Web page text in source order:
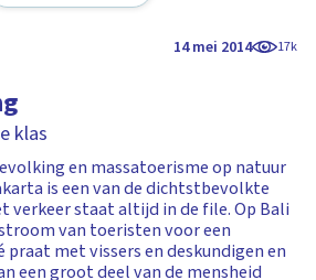
14 mei 2014 17k
klas
en massatoerisme op natuur
is een van de dichtstbevolkte
verkeer staat altijd in de file. Op Bali
van toeristen voor een
met vissers en deskundigen en
een groot deel van de mensheid